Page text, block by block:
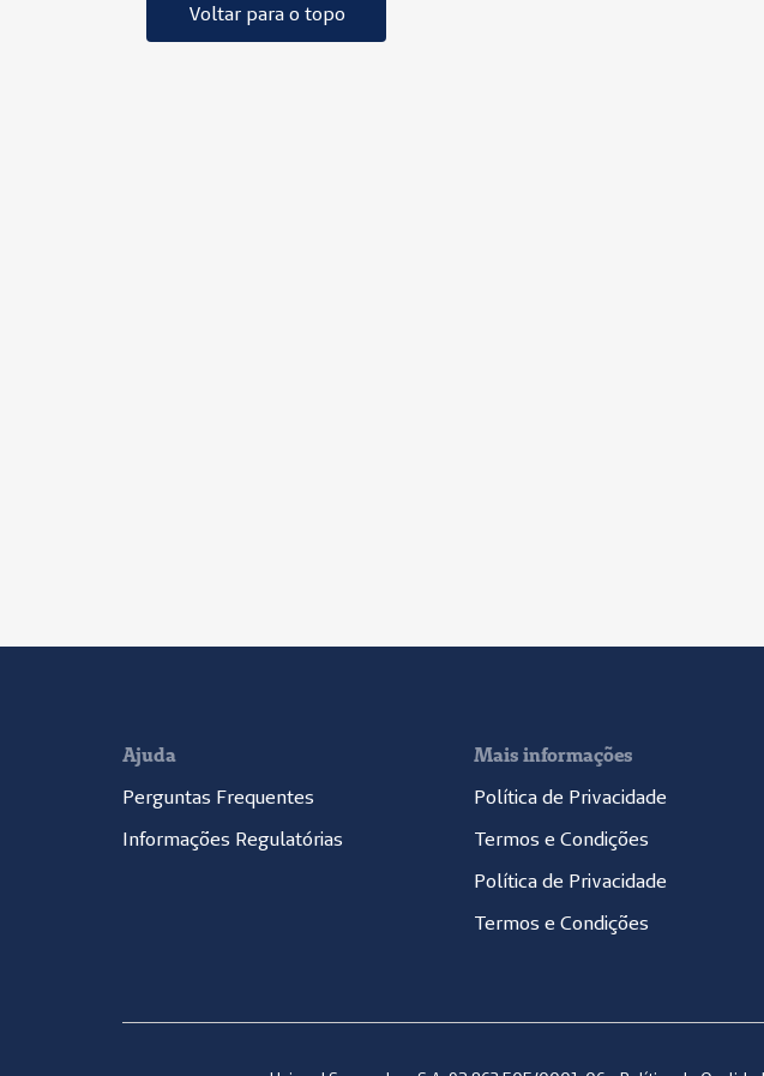
Voltar para o topo
Ajuda
Perguntas Frequentes
Informações Regulatórias
Mais informações
Política de Privacidade
Termos e Condições
Política de Privacidade
Termos e Condições